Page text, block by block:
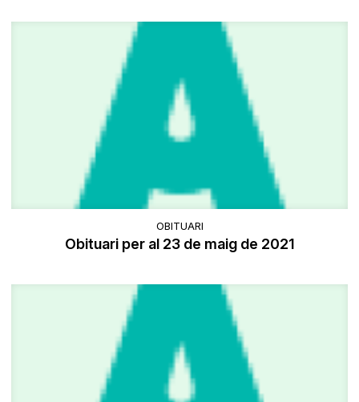
OBITUARI
Obituari per al 23 de maig de 2021